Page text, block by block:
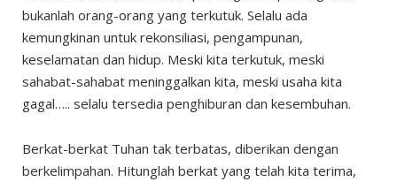
bukanlah orang-orang yang terkutuk. Selalu ada
kemungkinan untuk rekonsiliasi, pengampunan,
keselamatan dan hidup. Meski kita terkutuk, meski
sahabat-sahabat meninggalkan kita, meski usaha kita
gagal….. selalu tersedia penghiburan dan kesembuhan.
Berkat-berkat Tuhan tak terbatas, diberikan dengan
berkelimpahan. Hitunglah berkat yang telah kita terima,